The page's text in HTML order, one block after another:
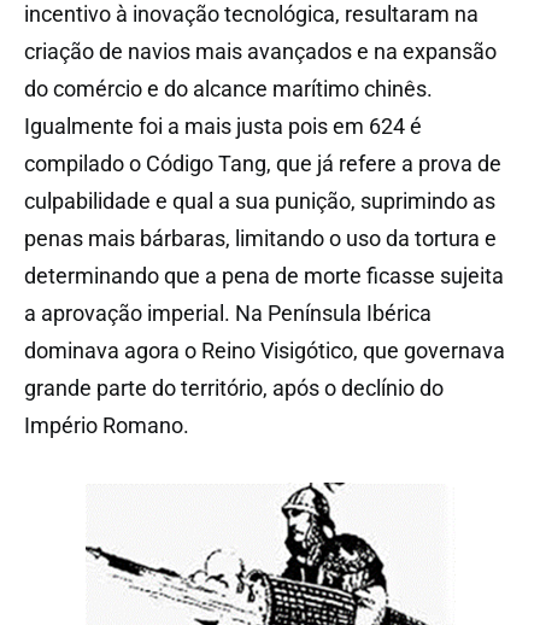
incentivo à inovação tecnológica, resultaram na
criação de navios mais avançados e na expansão
do comércio e do alcance marítimo chinês.
Igualmente foi a mais justa pois em 624 é
compilado o Código Tang, que já refere a prova de
culpabilidade e qual a sua punição, suprimindo as
penas mais bárbaras, limitando o uso da tortura e
determinando que a pena de morte ficasse sujeita
a aprovação imperial. Na Península Ibérica
dominava agora o Reino Visigótico, que governava
grande parte do território, após o declínio do
Império Romano.